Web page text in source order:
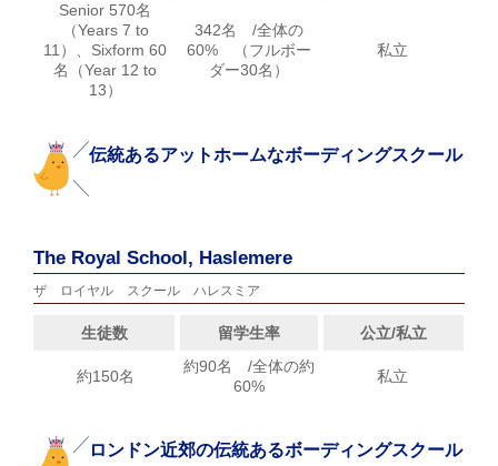
Senior 570名
（Years 7 to
11）、Sixform 60
名（Year 12 to
13）
342名 /全体の
60% （フルボー
ダー30名）
私立
伝統あるアットホームなボーディングスクール
The Royal School, Haslemere
ザ ロイヤル スクール ハレスミア
生徒数 留学生率 公立/私立
約150名
約90名 /全体の約
60%
私立
ロンドン近郊の伝統あるボーディングスクール